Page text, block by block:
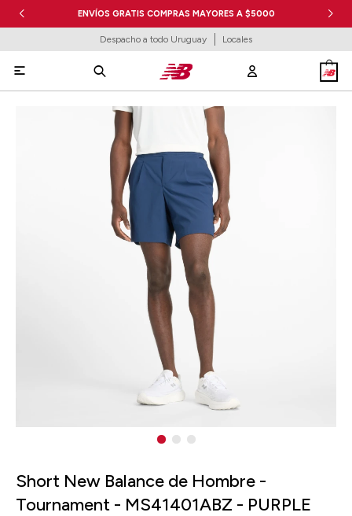
ENVÍOS GRATIS COMPRAS MAYORES A $5000
Despacho a todo Uruguay Locales

Short New Balance de Hombre -
Tournament - MS41401ABZ - PURPLE